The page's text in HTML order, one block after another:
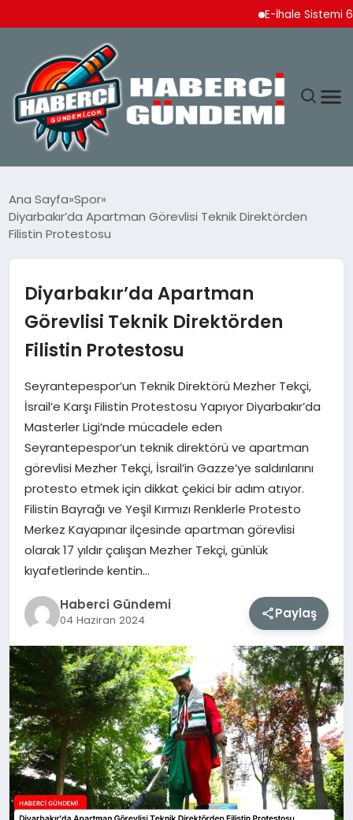
E-İhale Sistemi 6
YAŞAM
EKONOMI
DÜNYA
MAGAZIN
EĞITIM
SAĞLIK
TEKNOLOJI
Ana Sayfa Spor
Diyarbakır’da Apartman Görevlisi Teknik Direktörden
Filistin Protestosu
Diyarbakır’da Apartman
Görevlisi Teknik Direktörden
Filistin Protestosu
Seyrantepespor’un Teknik Direktörü Mezher Tekçi,
İsrail’e Karşı Filistin Protestosu Yapıyor Diyarbakır’da
Masterler Ligi’nde mücadele eden
Seyrantepespor’un teknik direktörü ve apartman
görevlisi Mezher Tekçi, İsrail’in Gazze’ye saldırılarını
protesto etmek için dikkat çekici bir adım atıyor.
Filistin Bayrağı ve Yeşil Kırmızı Renklerle Protesto
Merkez Kayapınar ilçesinde apartman görevlisi
olarak 17 yıldır çalışan Mezher Tekçi, günlük
kıyafetlerinde kentin…
Haberci Gündemi
04 Haziran 2024 Paylaş